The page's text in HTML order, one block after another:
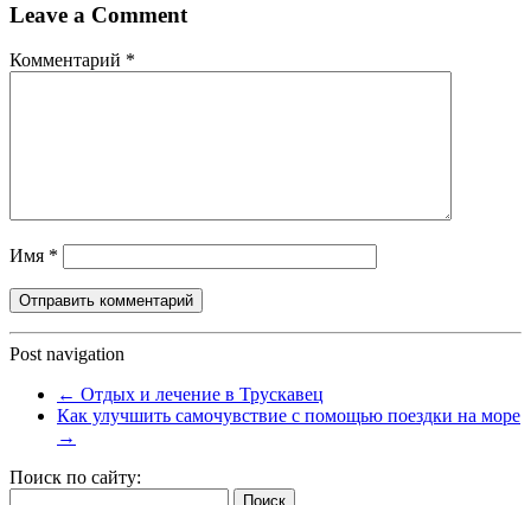
Leave a Comment
Комментарий *
Имя *
Post navigation
← Отдых и лечение в Трускавец
Как улучшить самочувствие с помощью поездки на море
→
Поиск по сайту: